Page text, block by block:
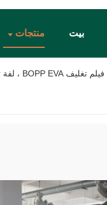
بيت منتجات
فيلم تغليف BOPP EVA ، لفة تغليف حراري ناعمة بمعالجة كورونا مزدوجة الجوانب